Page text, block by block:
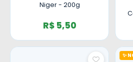
Aves
Niger - 200g
R$ 5,50
✨